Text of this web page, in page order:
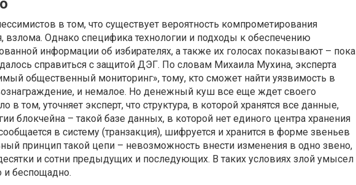
в том, что существует вероятность компрометирования
взлома. Однако специфика технологии и подходы к обеспечению
информации об избирателях, а также их голосах показывают – пока
справиться с защитой ДЭГ. По словам Михаила Мухина, эксперта
общественный мониторинг», тому, кто сможет найти уязвимость в
и немалое. Но денежный куш все еще ждет своего
в том, уточняет эксперт, что структура, в которой хранятся все данные,
блокчейна – такой базе данных, в которой нет единого центра хранения
в систему (транзакция), шифруется и хранится в форме звеньев
принцип такой цепи – невозможность внести изменения в одно звено,
и сотни предыдущих и последующих. В таких условиях злой умысел
и беспощадно.